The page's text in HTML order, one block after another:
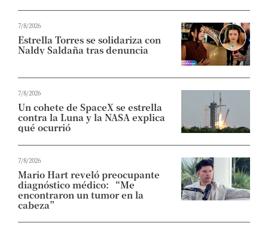
7/8/2026
Estrella Torres se solidariza con
Naldy Saldaña tras denuncia
7/8/2026
Un cohete de SpaceX se estrella
contra la Luna y la NASA explica
qué ocurrió
7/8/2026
Mario Hart reveló preocupante
diagnóstico médico: “Me
encontraron un tumor en la
cabeza”